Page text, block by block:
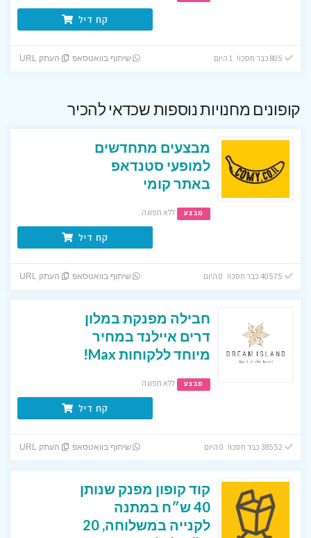
קח דיל
שיתוף בוואטסאפ העתק URL
קופונים מחנויות נוספות שכדאי להכיר
מבצעים מתחדשים
למופעי סטנדאפ
באתר קומי
מבצע ללא תפוגה
קח דיל
שיתוף בוואטסאפ העתק URL
חבילה מפנקת במלון
דרים איילנד במחיר
מיוחד ללקוחות Max!
מבצע ללא תפוגה
קח דיל
שיתוף בוואטסאפ העתק URL
קוד קופון מפנק שנותן
40 ש״ח במתנה
לקנייה במשלוחה, 20